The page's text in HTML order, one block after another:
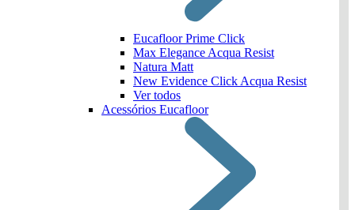
Eucafloor Prime Click
Max Elegance Acqua Resist
Natura Matt
New Evidence Click Acqua Resist
Ver todos
Acessórios Eucafloor